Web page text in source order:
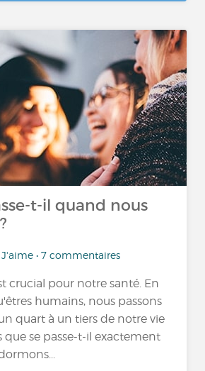
t-il quand nous
J'aime • 7 commentaires
crucial pour notre santé. En
humains, nous passons
quart à un tiers de notre vie
que se passe-t-il exactement